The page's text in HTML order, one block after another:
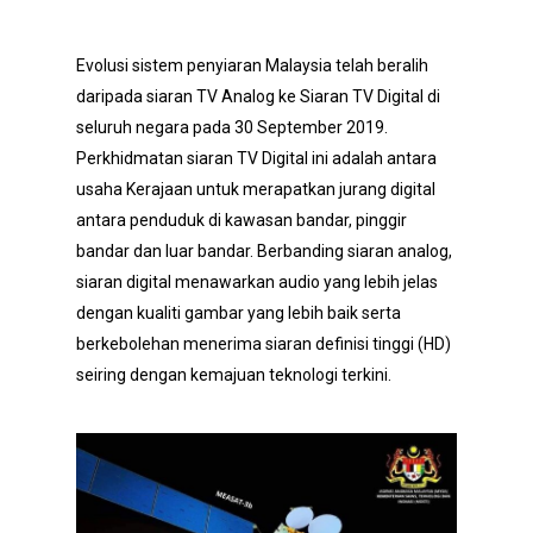
Evolusi sistem penyiaran Malaysia telah beralih
daripada siaran TV Analog ke Siaran TV Digital di
seluruh negara pada 30 September 2019.
Perkhidmatan siaran TV Digital ini adalah antara
usaha Kerajaan untuk merapatkan jurang digital
antara penduduk di kawasan bandar, pinggir
bandar dan luar bandar. Berbanding siaran analog,
siaran digital menawarkan audio yang lebih jelas
dengan kualiti gambar yang lebih baik serta
berkebolehan menerima siaran definisi tinggi (HD)
seiring dengan kemajuan teknologi terkini.